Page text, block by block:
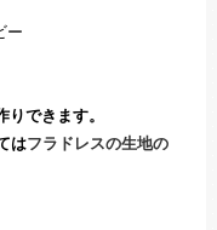
ー
できます。
はフラドレスの生地の